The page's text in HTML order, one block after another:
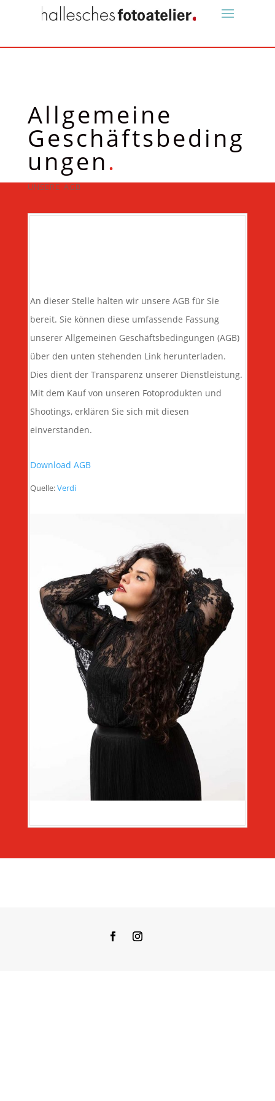
Allgemeine
Geschäftsbeding
ungen.
unsere agb
An dieser Stelle halten wir unsere AGB für Sie
bereit. Sie können diese umfassende Fassung
unserer Allgemeinen Geschäftsbedingungen (AGB)
über den unten stehenden Link herunterladen.
Dies dient der Transparenz unserer Dienstleistung.
Mit dem Kauf von unseren Fotoprodukten und
Shootings, erklären Sie sich mit diesen
einverstanden.
Download AGB
Quelle:Verdi